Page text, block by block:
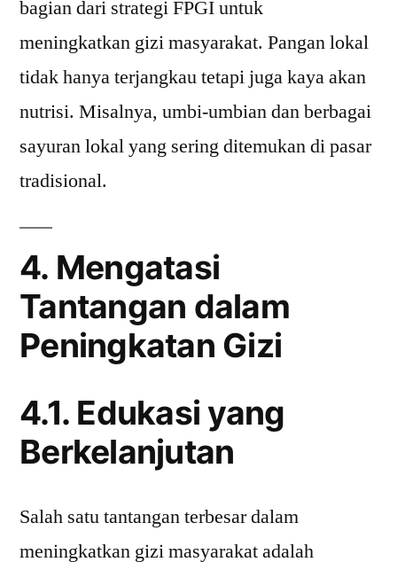
bagian dari strategi FPGI untuk
meningkatkan gizi masyarakat. Pangan lokal
tidak hanya terjangkau tetapi juga kaya akan
nutrisi. Misalnya, umbi-umbian dan berbagai
sayuran lokal yang sering ditemukan di pasar
tradisional.
4. Mengatasi
Tantangan dalam
Peningkatan Gizi
4.1. Edukasi yang
Berkelanjutan
Salah satu tantangan terbesar dalam
meningkatkan gizi masyarakat adalah